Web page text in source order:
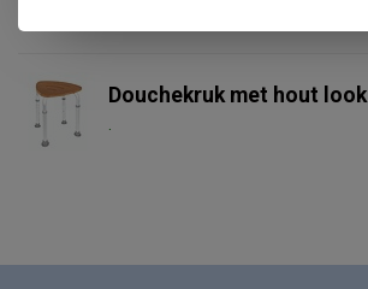
Douchekruk met hout look
.